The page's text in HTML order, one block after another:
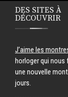
DES SITES À
DÉCOUVRIR
J’aime les
horloger qui nous
une nouvelle
jours.